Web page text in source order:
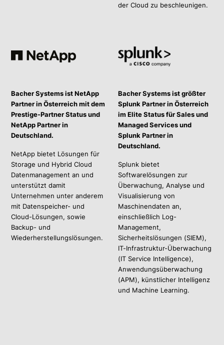
der Cloud zu beschleunigen.
Bacher Systems ist NetApp
Partner in Österreich mit dem
Prestige-Partner Status und
NetApp Partner in
Deutschland.
NetApp bietet Lösungen für
Storage und Hybrid Cloud
Datenmanagement an und
unterstützt damit
Unternehmen unter anderem
mit Datenspeicher- und
Cloud-Lösungen, sowie
Backup- und
Wiederherstellungslösungen.
Bacher Systems ist größter
Splunk Partner in Österreich
im Elite Status für Sales und
Managed Services und
Splunk Partner in
Deutschland.
Splunk bietet
Softwarelösungen zur
Überwachung, Analyse und
Visualisierung von
Maschinendaten an,
einschließlich Log-
Management,
Sicherheitslösungen (SIEM),
IT-Infrastruktur-Überwachung
(IT Service Intelligence),
Anwendungsüberwachung
(APM), künstlicher Intelligenz
und Machine Learning.